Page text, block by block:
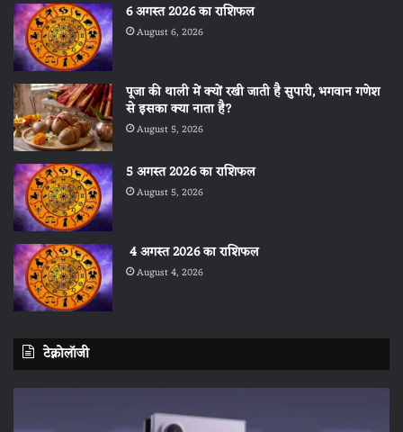
6 अगस्त 2026 का राशिफल
August 6, 2026
पूजा की थाली में क्यों रखी जाती है सुपारी, भगवान गणेश
से इसका क्या नाता है?
August 5, 2026
5 अगस्त 2026 का राशिफल
August 5, 2026
4 अगस्त 2026 का राशिफल
August 4, 2026
टेक्नोलॉजी